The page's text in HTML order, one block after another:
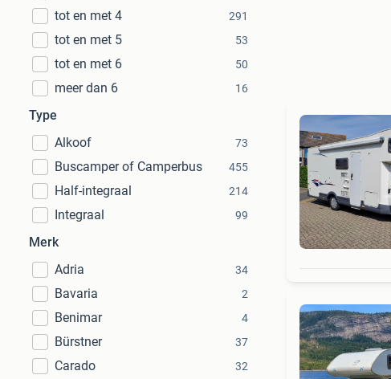
tot en met 4 291
tot en met 5 53
tot en met 6 50
meer dan 6 16
Type
Alkoof
73
Buscamper of Camperbus 455
Half-integraal 214
Integraal 99
Merk
Adria
34
Bavaria 2
Benimar 4
Bürstner 37
Carado 32